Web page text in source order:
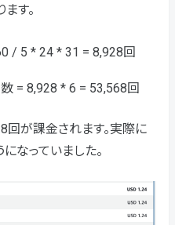
す。
/ 5 * 24 * 31 = 8,928回
= 8,928 * 6 = 53,568回
が課金されます。実際に
なっていました。